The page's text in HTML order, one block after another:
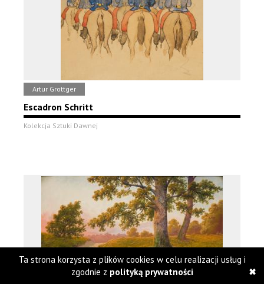
Artur Grottger
Escadron Schritt
Kolekcja Sztuki Dawnej
Ta strona korzysta z plików cookies w celu realizacji usług i
zgodnie z polityką prywatności